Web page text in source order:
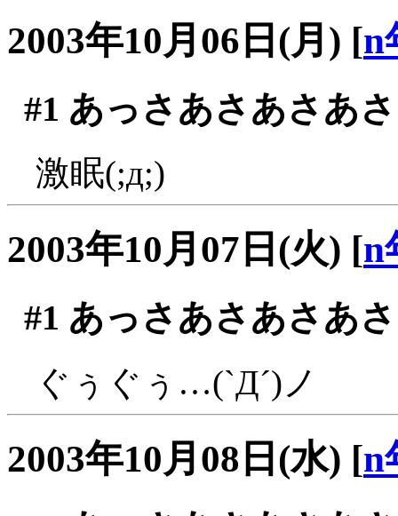
2003年10月06日(月) [n
#1 あっさあさあさあ
激眠(;д;)
2003年10月07日(火) [n
#1 あっさあさあさあ
ぐぅぐぅ…(`Д´)ノ
2003年10月08日(水) [n